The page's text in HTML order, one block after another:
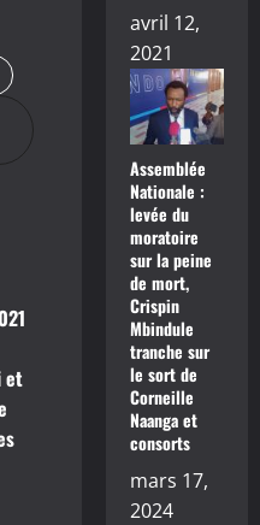
et
avril 12,
2021
Assemblée
Nationale :
levée du
moratoire
sur la peine
de mort,
Crispin
Mbindule
tranche sur
le sort de
Corneille
Naanga et
consorts
mars 17,
2024